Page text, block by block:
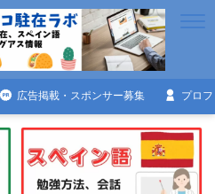
広告掲載・スポンサー募集 プロ